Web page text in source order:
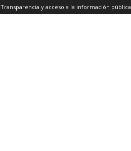
Transparencia y acceso a la información pública